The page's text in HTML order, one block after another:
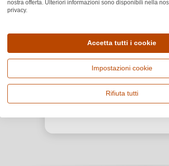
nostra offerta. Ulteriori informazioni sono disponibili nella
privacy.
Accetta tutti i cookie
Impostazioni cookie
Rifiuta tutti